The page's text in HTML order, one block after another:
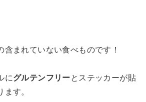
含まれていない食べものです！
にグルテンフリーとステッカーが貼
す。